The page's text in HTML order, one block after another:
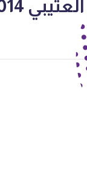
العتيبي 2014-2015